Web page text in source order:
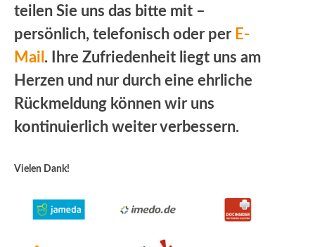
teilen Sie uns das bitte mit –
persönlich, telefonisch oder per E-
Mail . Ihre Zufriedenheit liegt uns am
Herzen und nur durch eine ehrliche
Rückmeldung können wir uns
kontinuierlich weiter verbessern.
Vielen Dank!